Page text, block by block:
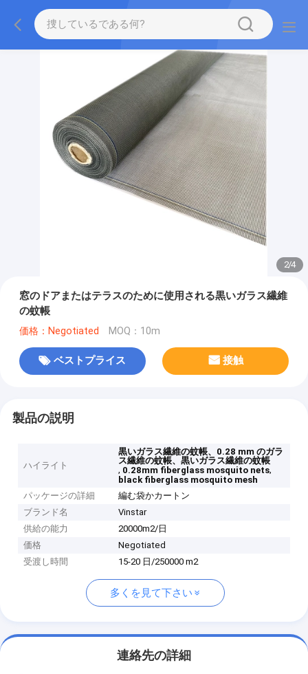
2/4
窓のドアまたはテラスのために使用される黒いガラス繊維
の蚊帳
価格：Negotiated MOQ：10m
ベストプライス 接触
製品の説明
ハイライト
黒いガラス繊維の蚊帳、0.28 mm のガラ
ス繊維の蚊帳、黒いガラス繊維の蚊帳
, 0.28mm fiberglass mosquito nets,
black fiberglass mosquito mesh
パッケージの詳細
編む袋かカートン
ブランド名
Vinstar
供給の能力
20000m2/日
価格
Negotiated
受渡し時間
15-20 日/250000 m2
多くを見て下さい
連絡先の詳細